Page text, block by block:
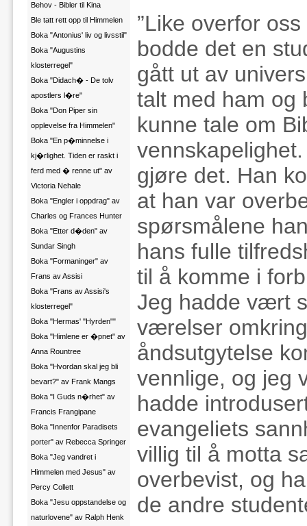
Behov - Bibler til Kina
Ble tatt rett opp til Himmelen
Boka "Antonius' liv og livsstil"
Boka "Augustins
klosterregel"
Boka "Didach� - De tolv
apostlers l�re"
Boka "Don Piper sin
opplevelse fra Himmelen"
Boka "En p�minnelse i
kj�rlighet. Tiden er raskt i
ferd med � renne ut" av
Victoria Nehale
Boka "Engler i oppdrag" av
Charles og Frances Hunter
Boka "Etter d�den" av
Sundar Singh
Boka "Formaninger" av
Frans av Assisi
Boka "Frans av Assisi's
klosterregel"
Boka "Hermas' "Hyrden""
Boka "Himlene er �pnet" av
Anna Rountree
Boka "Hvordan skal jeg bli
bevart?" av Frank Mangs
Boka "I Guds n�rhet" av
Francis Frangipane
Boka "Innenfor Paradisets
porter" av Rebecca Springer
Boka "Jeg vandret i
Himmelen med Jesus" av
Percy Collett
Boka "Jesu oppstandelse og
naturlovene" av Ralph Henk
”Like overfor
bodde det en
gått ut av
talt med ham og
kunne tale om
gjøre det. Han
at han var
spørsmålene
hans fulle
til å komme i
Jeg hadde vært
værelser
åndsutgytelse
vennlige, og jeg
hadde
evangeliets
villig til å motta
overbevist, og
de andre